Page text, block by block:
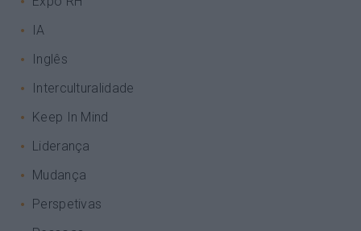
IA
Inglês
Interculturalidade
Keep In Mind
Liderança
Mudança
Perspetivas